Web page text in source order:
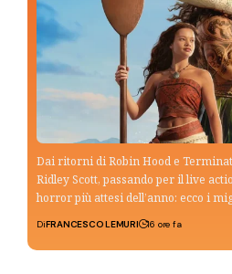
Dai ritorni di Robin Hood e
Ridley Scott, passando per il live
horror più attesi dell’anno: ecco i
DiFRANCESCO LEMURI 16 ore fa